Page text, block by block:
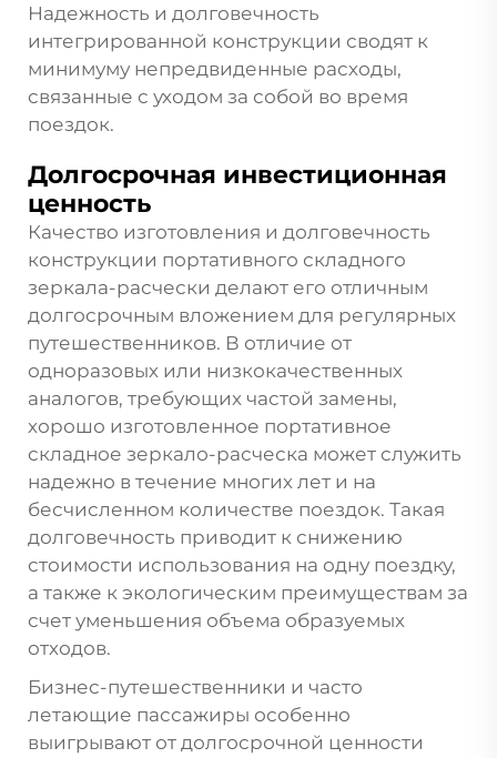
Надежность и долговечность
интегрированной конструкции сводят к
минимуму непредвиденные расходы,
связанные с уходом за собой во время
поездок.
Долгосрочная инвестиционная
ценность
Качество изготовления и долговечность
конструкции портативного складного
зеркала-расчески делают его отличным
долгосрочным вложением для регулярных
путешественников. В отличие от
одноразовых или низкокачественных
аналогов, требующих частой замены,
хорошо изготовленное портативное
складное зеркало-расческа может служить
надежно в течение многих лет и на
бесчисленном количестве поездок. Такая
долговечность приводит к снижению
стоимости использования на одну поездку,
а также к экологическим преимуществам за
счет уменьшения объема образуемых
отходов.
Бизнес-путешественники и часто
летающие пассажиры особенно
выигрывают от долгосрочной ценности